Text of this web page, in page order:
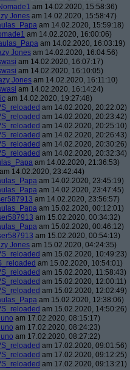
am 14.02.2020, 15:58:36)
Jones am 14.02.2020, 15:58:47)
am 14.02.2020, 15:59:18)
am 14.02.2020, 16:00:06)
am 14.02.2020, 16:03:19)
Jones am 14.02.2020, 16:04:56)
am 14.02.2020, 16:07:17)
am 14.02.2020, 16:10:05)
Jones am 14.02.2020, 16:11:10)
am 14.02.2020, 16:14:24)
am 14.02.2020, 19:27:48)
am 14.02.2020, 20:22:02)
am 14.02.2020, 20:23:42)
am 14.02.2020, 20:25:10)
am 14.02.2020, 20:26:43)
am 14.02.2020, 20:30:26)
am 14.02.2020, 20:32:34)
am 14.02.2020, 21:36:53)
am 14.02.2020, 23:42:44)
am 14.02.2020, 23:45:19)
am 14.02.2020, 23:47:45)
am 14.02.2020, 23:56:57)
am 15.02.2020, 00:12:01)
am 15.02.2020, 00:34:32)
am 15.02.2020, 00:46:12)
am 15.02.2020, 00:54:13)
Jones am 15.02.2020, 04:24:35)
am 15.02.2020, 10:49:23)
am 15.02.2020, 10:54:01)
am 15.02.2020, 11:58:43)
am 15.02.2020, 12:00:11)
am 15.02.2020, 12:02:49)
am 15.02.2020, 12:38:06)
am 15.02.2020, 14:50:26)
am 17.02.2020, 08:15:17)
am 17.02.2020, 08:24:23)
am 17.02.2020, 08:27:22)
am 17.02.2020, 09:01:56)
am 17.02.2020, 09:12:25)
am 17.02.2020, 09:13:21)